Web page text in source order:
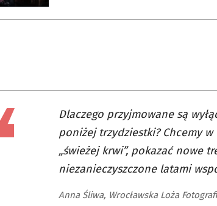
Dlaczego przyjmowane są
poniżej trzydziestki? Chcemy
„świeżej krwi”, pokazać nowe
niezanieczyszczone latami
Anna Śliwa, Wrocławska Loża